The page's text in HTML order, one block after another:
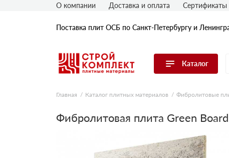
Поставка плит ОСБ по Санкт-Петербургу и
Каталог
Перейти в каталог
OSB плиты
ГВЛ (гипсоволокнистые плиты)
ДСП плиты
О компании Доставка и оплата Сертификаты
Главная Каталог плитных материалов Фибролитовые
Фибролитовая плита Green